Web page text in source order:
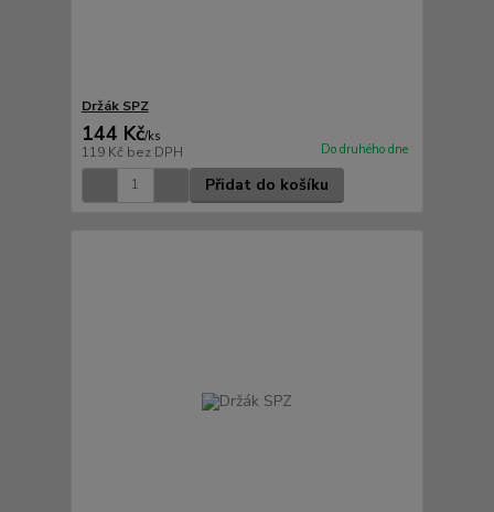
Držák SPZ
144 Kč/ks
119 Kč bez DPH Do druhého dne
Přidat do košíku